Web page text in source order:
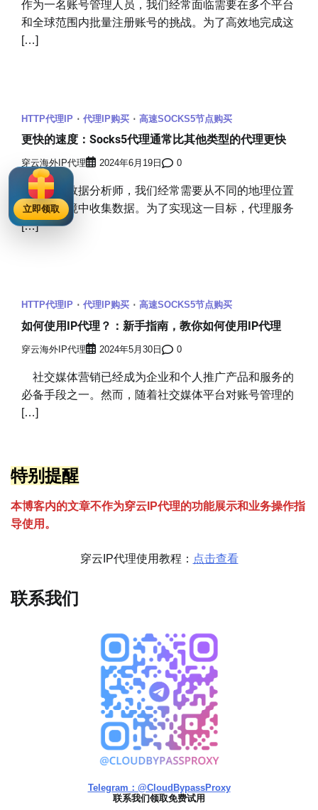
作为一名账号管理人员，我们经常面临需要在多个平台
和全球范围内批量注册账号的挑战。为了高效地完成这
[…]
HTTP代理IP 代理IP购买 高速SOCKS5节点购买
更快的速度：Socks5代理通常比其他类型的代理更快
穿云海外IP代理 2024年6月19日 0
作为一名数据分析师，我们经常需要从不同的地理位置
和网络环境中收集数据。为了实现这一目标，代理服务
[…]
HTTP代理IP 代理IP购买 高速SOCKS5节点购买
如何使用IP代理？：新手指南，教你如何使用IP代理
穿云海外IP代理 2024年5月30日 0
社交媒体营销已经成为企业和个人推广产品和服务的
必备手段之一。然而，随着社交媒体平台对账号管理的
[…]
特别提醒
本博客内的文章不作为穿云 P代理的功能展示和业务操作指
导使用。
穿云IP代理使用教程： 点击查看
联系我们
Telegram：@CloudBypassProxy
联系我们领取免费试用
立即领取